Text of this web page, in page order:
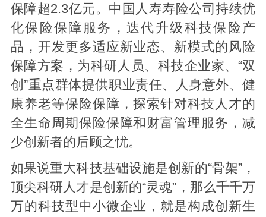
保障超2.3亿元。中国人寿寿险公司持续优
化保险保障服务，迭代升级科技保险产
品，开发更多适应新业态、新模式的风险
保障方案，为科研人员、科技企业家、“双
创”重点群体提供职业责任、人身意外、健
康养老等保险保障，探索针对科技人才的
全生命周期保险保障和财富管理服务，减
少创新者的后顾之忧。
如果说重大科技基础设施是创新的“骨架”，
顶尖科研人才是创新的“灵魂”，那么千千万
万的科技型中小微企业，就是构成创新生